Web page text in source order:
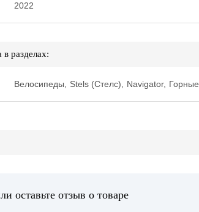
2022
в разделах:
Велосипеды Stels (Стелс) Navigator, Горные
оставьте отзыв о товаре